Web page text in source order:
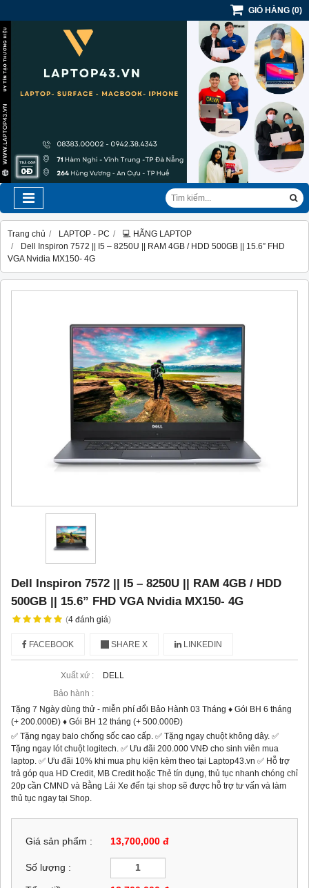
GIỎ HÀNG (0)
Trang chủ LAPTOP - PC
💻 HÃNG LAPTOP
Dell Inspiron 7572 || I5 – 8250U || RAM 4GB / HDD 500GB || 15.6” FHD
VGA Nvidia MX150- 4G
Dell Inspiron 7572 || I5 – 8250U || RAM 4GB / HDD
500GB || 15.6” FHD VGA Nvidia MX150- 4G
(4 đánh giá)
FACEBOOK SHARE X LINKEDIN
Xuất xứ :
DELL
Bảo hành :
Tặng 7 Ngày dùng thử - miễn phí đổi Bảo Hành 03 Tháng ♦ Gói BH 6 tháng
(+ 200.000Đ) ♦ Gói BH 12 tháng (+ 500.000Đ)
✅ Tặng ngay balo chống sốc cao cấp. ✅ Tặng ngay chuột không dây. ✅
Tặng ngay lót chuột logitech. ✅ Ưu đãi 200.000 VNĐ cho sinh viên mua
laptop. ✅ Ưu đãi 10% khi mua phụ kiện kèm theo tại Laptop43.vn ✅ Hỗ trợ
trả góp qua HD Credit, MB Credit hoặc Thẻ tín dụng, thủ tục nhanh chóng chỉ
20p cần CMND và Bằng Lái Xe đến tại shop sẽ được hỗ trợ tư vấn và làm
thủ tục ngay tại Shop.
Giá sản phẩm : 13,700,000 đ
Số lượng :